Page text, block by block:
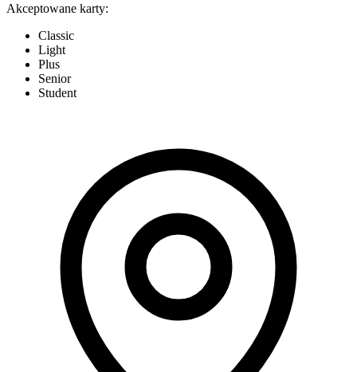
Akceptowane karty:
Classic
Light
Plus
Senior
Student